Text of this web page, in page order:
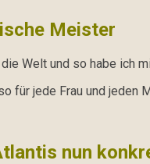
Meister
Welt und so habe ich
für jede Frau und jeden
nun